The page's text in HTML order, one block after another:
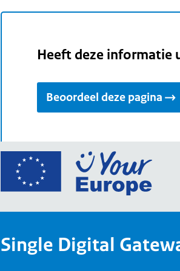
Heeft deze informatie
Beoordeel deze pagina
Ga
Your
Single Digital